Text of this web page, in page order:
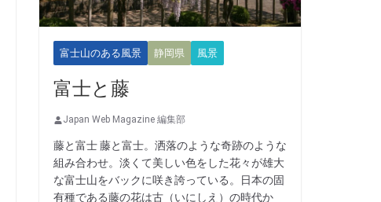
富士山のある風景 静岡県 風景
富士と藤
Japan Web Magazine 編集部
藤と富士 藤と富士。洒落のような奇跡のような
組み合わせ。淡くて美しい色をした花々が雄大
な富士山をバックに咲き誇っている。日本の固
有種である藤の花は古（いにしえ）の時代か